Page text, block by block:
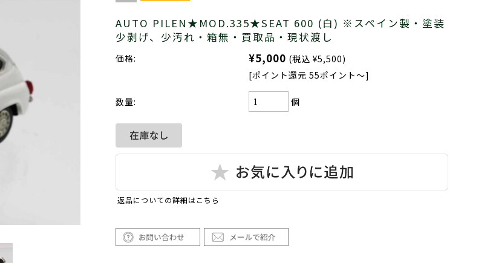
AUTO PILEN★MOD.335★SEAT 600 (白) ※スペイン製・塗装
少剥げ、少汚れ・箱無・買取品・現状渡し
価格: ¥5,000 (税込 ¥5,500)
[ポイント還元 55ポイント～]
数量: 個
返品についての詳細はこちら